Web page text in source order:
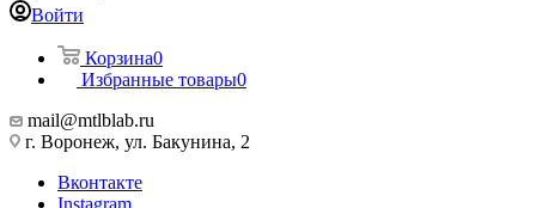
Войти
Корзина0
Избранные товары0
mail@mtlblab.ru
г. Воронеж, ул. Бакунина, 2
Вконтакте
Instagram